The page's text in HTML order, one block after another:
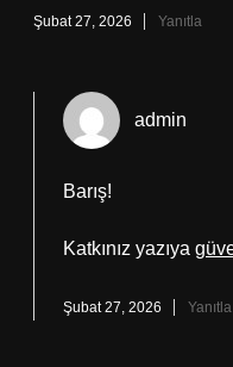
Şubat 27, 2026 Yanıtla
admin
Barış!
Katkınız yazıya
Şubat 27, 2026 Yanıtla